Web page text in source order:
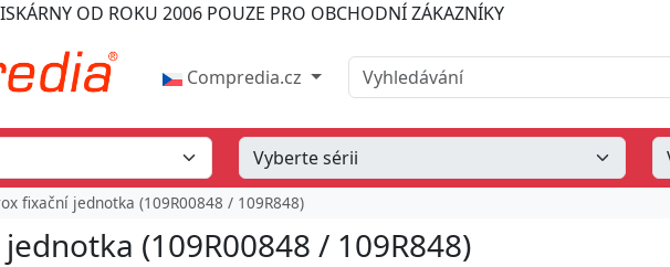
OD ROKU 2006 POUZE PRO OBCHODNÍ ZÁKAZNÍKY
Compredia.cz Vyhledávání
fixační jednotka (109R00848 / 109R848)
(109R00848 / 109R848)